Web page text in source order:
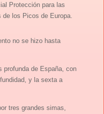
Protección para las
de los Picos de Europa.
no se hizo hasta
profunda de España, con
y la sexta a
tres grandes simas,